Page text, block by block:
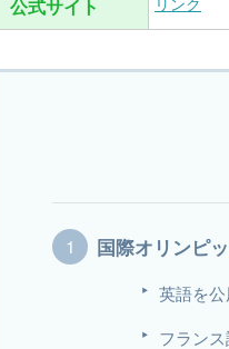
公式サイト リンク
国際オリンピ
英語を
フラン